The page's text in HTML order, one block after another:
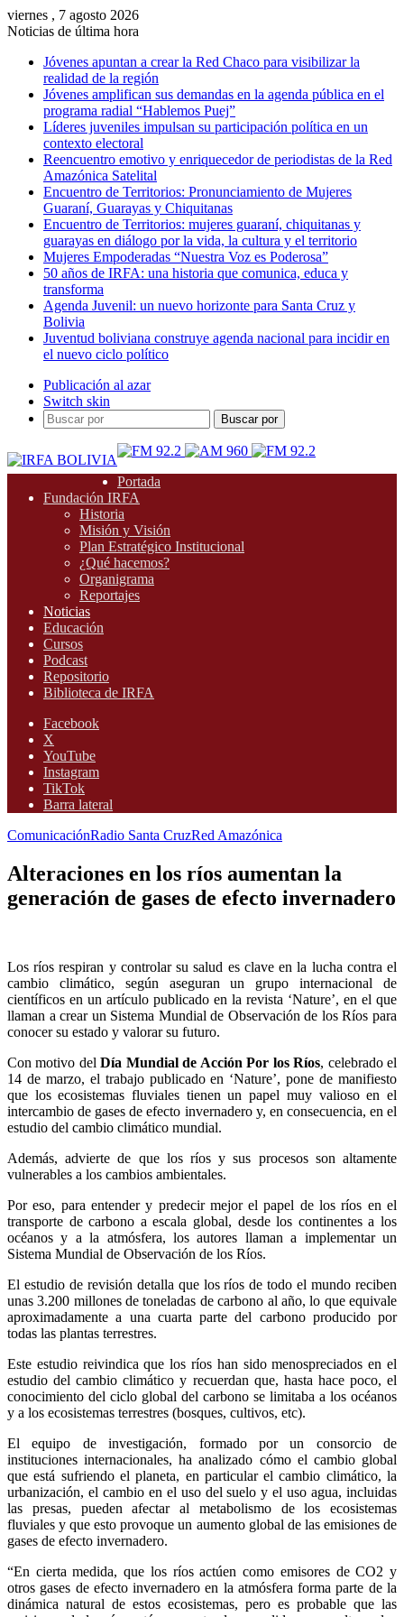
viernes , 7 agosto 2026
Noticias de última hora
Jóvenes apuntan a crear la Red Chaco para visibilizar la
realidad de la región
Jóvenes amplifican sus demandas en la agenda pública en el
programa radial “Hablemos Puej”
Líderes juveniles impulsan su participación política en un
contexto electoral
Reencuentro emotivo y enriquecedor de periodistas de la Red
Amazónica Satelital
Encuentro de Territorios: Pronunciamiento de Mujeres
Guaraní, Guarayas y Chiquitanas
Encuentro de Territorios: mujeres guaraní, chiquitanas y
guarayas en diálogo por la vida, la cultura y el territorio
Mujeres Empoderadas “Nuestra Voz es Poderosa”
50 años de IRFA: una historia que comunica, educa y
transforma
Agenda Juvenil: un nuevo horizonte para Santa Cruz y
Bolivia
Juventud boliviana construye agenda nacional para incidir en
el nuevo ciclo político
Publicación al azar
Switch skin
Buscar por
Portada
Fundación IRFA
Historia
Misión y Visión
Plan Estratégico Institucional
¿Qué hacemos?
Organigrama
Reportajes
Noticias
Educación
Cursos
Podcast
Repositorio
Biblioteca de IRFA
Facebook
X
YouTube
Instagram
TikTok
Barra lateral
ComunicaciónRadio Santa CruzRed Amazónica
Alteraciones en los ríos aumentan la
generación de gases de efecto invernadero
Los ríos respiran y controlar su salud es clave en la lucha contra el
cambio climático, según aseguran un grupo internacional de
científicos en un artículo publicado en la revista ‘Nature’, en el que
llaman a crear un Sistema Mundial de Observación de los Ríos para
conocer su estado y valorar su futuro.
Con motivo delDía Mundial de Acción Por los Ríos, celebrado el
14 de marzo, el trabajo publicado en ‘Nature’, pone de manifiesto
que los ecosistemas fluviales tienen un papel muy valioso en el
intercambio de gases de efecto invernadero y, en consecuencia, en el
estudio del cambio climático mundial.
Además, advierte de que los ríos y sus procesos son altamente
vulnerables a los cambios ambientales.
Por eso, para entender y predecir mejor el papel de los ríos en el
transporte de carbono a escala global, desde los continentes a los
océanos y a la atmósfera, los autores llaman a implementar un
Sistema Mundial de Observación de los Ríos.
El estudio de revisión detalla que los ríos de todo el mundo reciben
unas 3.200 millones de toneladas de carbono al año, lo que equivale
aproximadamente a una cuarta parte del carbono producido por
todas las plantas terrestres.
Este estudio reivindica que los ríos han sido menospreciados en el
estudio del cambio climático y recuerdan que, hasta hace poco, el
conocimiento del ciclo global del carbono se limitaba a los océanos
y a los ecosistemas terrestres (bosques, cultivos, etc).
El equipo de investigación, formado por un consorcio de
instituciones internacionales, ha analizado cómo el cambio global
que está sufriendo el planeta, en particular el cambio climático, la
urbanización, el cambio en el uso del suelo y el uso agua, incluidas
las presas, pueden afectar al metabolismo de los ecosistemas
fluviales y que esto provoque un aumento global de las emisiones de
gases de efecto invernadero.
“En cierta medida, que los ríos actúen como emisores de CO2 y
otros gases de efecto invernadero en la atmósfera forma parte de la
dinámica natural de estos ecosistemas, pero es probable que las